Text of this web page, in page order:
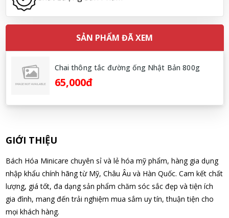
Milk (0-1 tuổi), hàng nội địa Nhật (hộp thiếc 800g)
07/08/2026
Nguyễn Anh Khương đã mua sản phẩm Viên uống tiền đình bổ
não Noguchi Ekisu 200 Viên
07/08/2026
Võ Huỳnh Lanh đã mua sản phẩm Viên uống tiền đình bổ não
Thạch Quốc Lâm đã mua sản phẩm Sữa Meiji số 0 Hohoemi
Milk (0-1 tuổi), hàng nội địa Nhật (hộp thiếc 800g)
07/08/2026
Ngô Quốc Cường đã mua sản phẩm Sữa Meiji số 0 Hohoemi
SẢN PHẨM ĐÃ XEM
Chai thông tắc đường ống Nhật Bản 800g
65,000đ
GIỚI THIỆU
Bách Hóa Minicare chuyên sỉ và lẻ hóa mỹ phẩm, hàng gia dụng
nhập khẩu chính hãng từ Mỹ, Châu Âu và Hàn Quốc. Cam kết chất
lượng, giá tốt, đa dạng sản phẩm chăm sóc sắc đẹp và tiện ích
gia đình, mang đến trải nghiệm mua sắm uy tín, thuận tiện cho
mọi khách hàng.